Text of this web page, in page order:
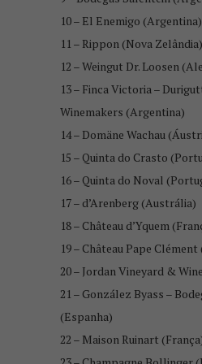
10 – El Enemigo (Argentina)
11 – Rippon (Nova Zelândia)
12 – Weingut Dr. Loosen
13 – Finca Victoria –
Winemakers (Argentina)
14 – Domäne Wachau
15 – Quinta do Crasto
16 – Quinta do Noval
17 – d’Arenberg (Austrália)
18 – Château d’Yquem
19 – Château Pape Clément
20 – Jordan Vineyard &
21 – González Byass –
(Espanha)
22 – Maison Ruinart